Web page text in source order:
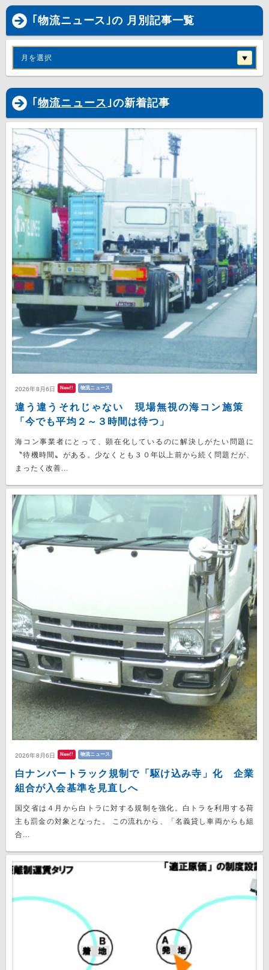
｢物流ニュース｣の 月別記事一覧
月を選択
｢ 物流ニュース｣の新着記事
2026年8月6日 New!! 物流ニュース
違う違うそれじゃない 現場無視の海コン施策
「今でも平均２～３時間は待つ」
海コン事業者にとって、顕在化しているのに解決しがたい問題に
〝待機時間〟がある。少なくとも３０年以上前から続く問題だが、
まったく改善...
2026年8月6日 New!! 物流ニュース
白ナンバートラック規制で「駆け込み寺」化 企業
組合が入会基準を見直しへ
国交省は４月から白トラに対する規制を強化。白トラを利用する荷
主も罰金の対象となった。 この流れから、「名義貸し車両からも組
合...